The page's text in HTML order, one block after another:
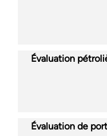
Évaluation
Évaluation de